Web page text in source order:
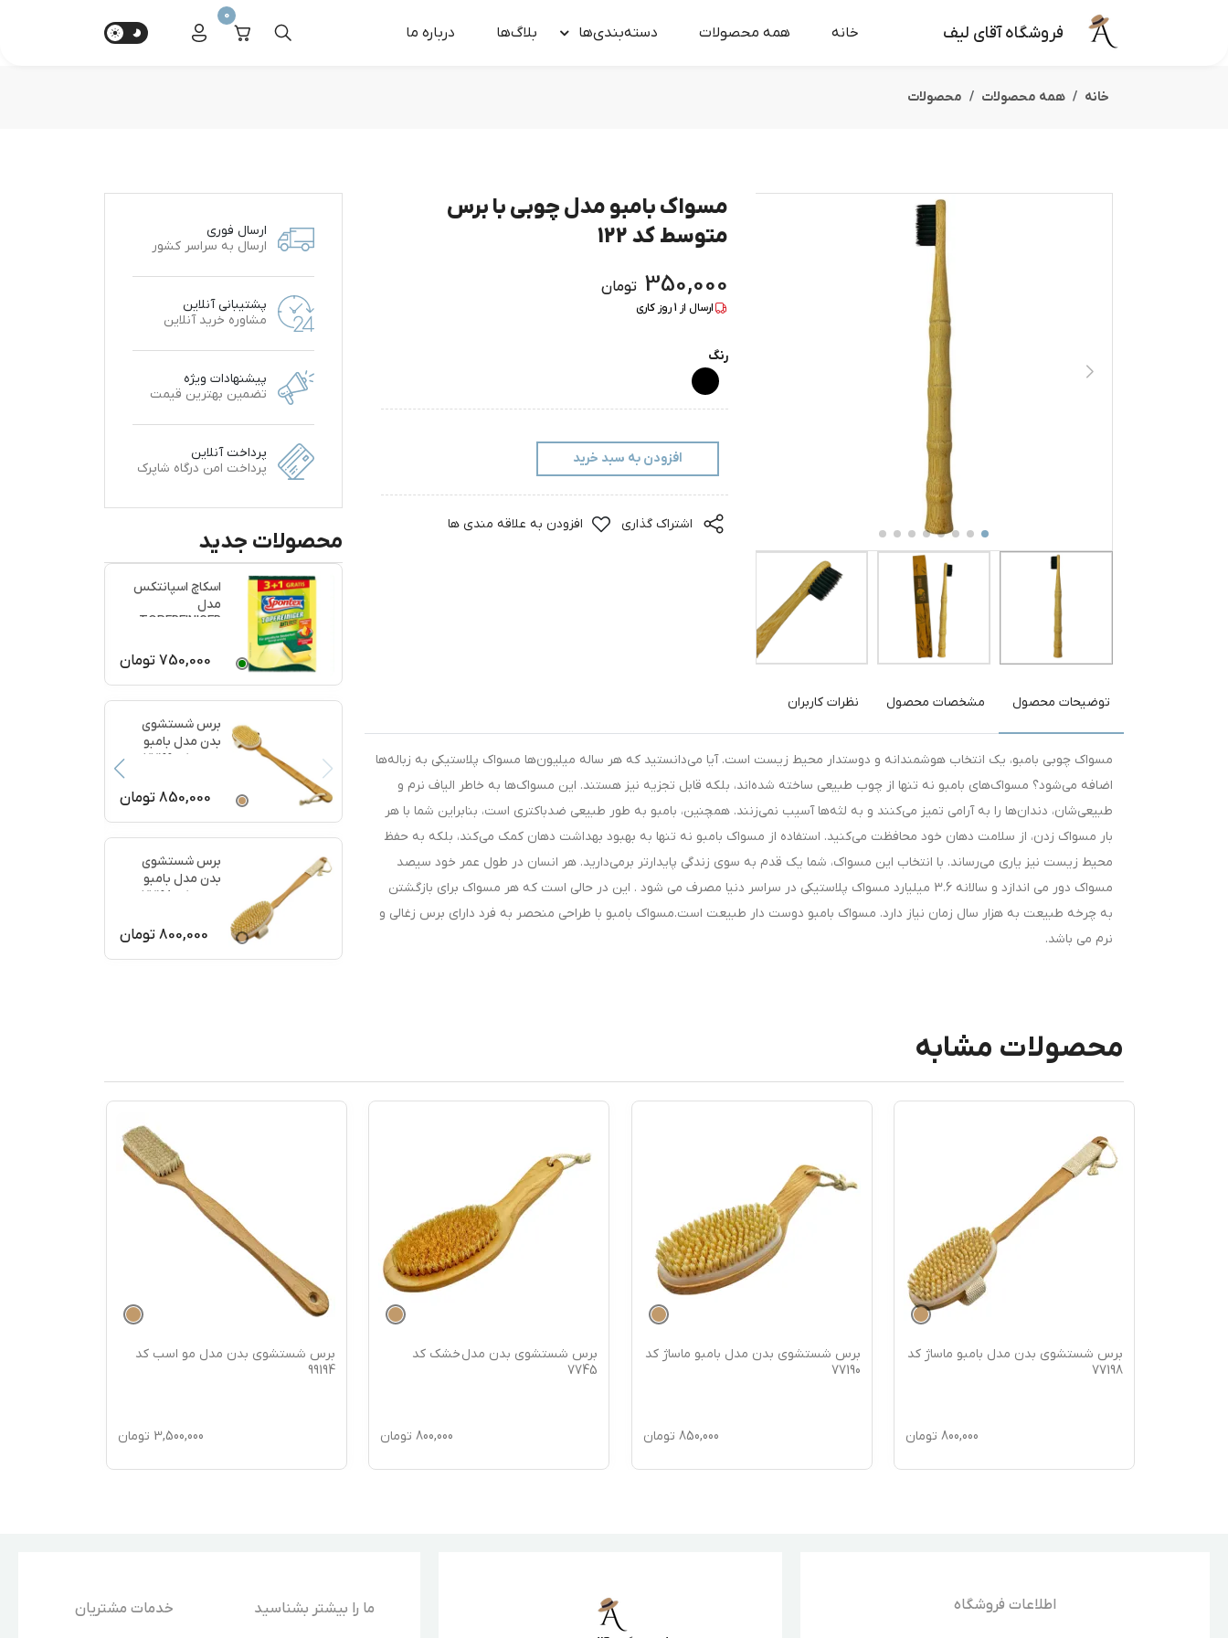
فروشگاه آقای لیف خانه همه محصولات دسته‌بندی‌ها بلاگ‌ها درباره‌ ما
0
خانه همه محصولات محصولات
مسواک بامبو مدل چوبی با برس
متوسط کد 122
350,000 تومان
ارسال از 1روز کاری
رنگ
افزودن به سبد خرید
اشتراک گذاری افزودن به علاقه مندی ها
توضیحات محصول مشخصات محصول نظرات کاربران
مسواک چوبی بامبو، یک انتخاب هوشمندانه و دوستدار محیط زیست است. آیا می‌دانستید که هر ساله میلیون‌ها مسواک پلاستیکی به زباله‌ها
اضافه می‌شود؟ مسواک‌های بامبو نه تنها از چوب طبیعی ساخته شده‌اند، بلکه قابل تجزیه نیز هستند. این مسواک‌ها به خاطر الیاف نرم و
طبیعی‌شان، دندان‌ها را به آرامی تمیز می‌کنند و به لثه‌ها آسیب نمی‌زنند. همچنین، بامبو به طور طبیعی ضدباکتری است، بنابراین شما با هر
بار مسواک زدن، از سلامت دهان خود محافظت می‌کنید. استفاده از مسواک بامبو نه تنها به بهبود بهداشت دهان کمک می‌کند، بلکه به حفظ
محیط زیست نیز یاری می‌رساند. با انتخاب این مسواک، شما یک قدم به سوی زندگی پایدارتر برمی‌دارید. هر انسان در طول عمر خود سیصد
مسواک دور می اندازد و سالانه 3.6 میلیارد مسواک پلاستیکی در سراسر دنیا مصرف می شود . این در حالی است که هر مسواک برای بازگشتن
به چرخه طبیعت به هزار سال زمان نیاز دارد. مسواک بامبو دوست دار طبیعت است.مسواک بامبو با طراحی منحصر به فرد دارای برس زغالی و
نرم می باشد.
ارسال فوری
ارسال به سراسر کشور
پشتیبانی آنلاین
مشاوره خرید آنلاین
پیشنهادات ویژه
تضمین بهترین قیمت
پرداخت آنلاین
پرداخت امن درگاه شاپرک
محصولات جدید
اسکاچ اسپانتکس
مدل
TOPFREINIGER
750,000 تومان
برس شستشوی
بدن مدل بامبو
ماساژ کد 77199
850,000 تومان
برس شستشوی
بدن مدل بامبو
ماساژ کد 77198
800,000 تومان
محصولات مشابه
برس شستشوی بدن مدل بامبو ماساژ کد
77198
800,000 تومان
برس شستشوی بدن مدل بامبو ماساژ کد
77190
850,000 تومان
برس شستشوی بدن مدل خشک کد
7745
800,000 تومان
برس شستشوی بدن مدل مو اسب کد
99194
3,500,000 تومان
اطلاعات فروشگاه ما را بیشتر بشناسید خدمات مشتریان